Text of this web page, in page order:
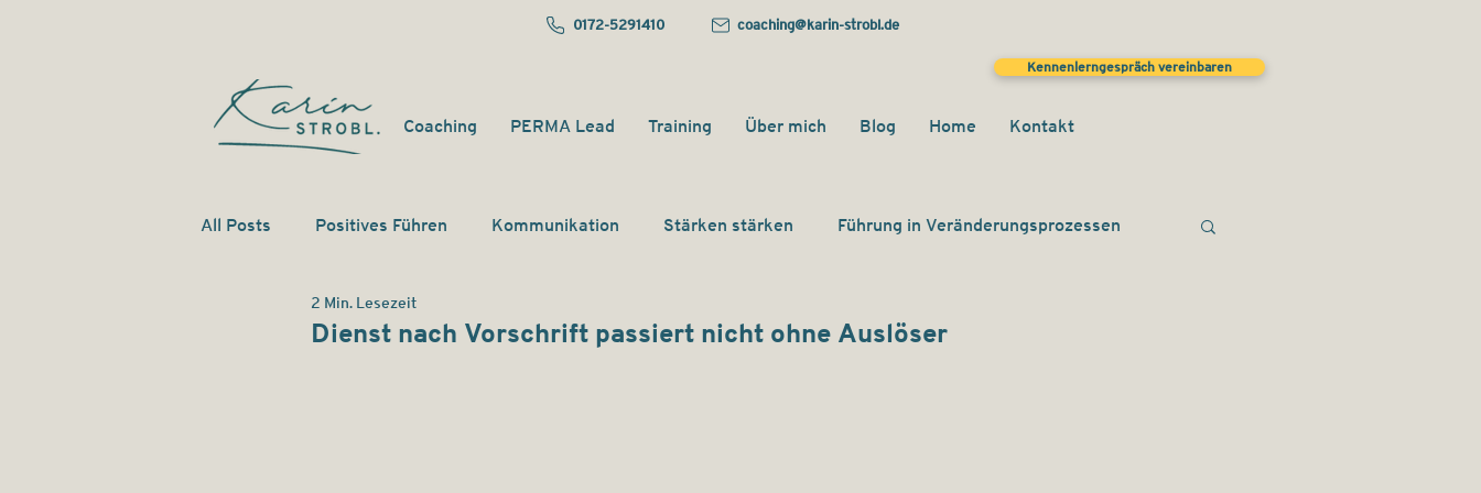
0172-5291410 coaching@karin-strobl.de
Kennenlerngespräch vereinbaren
Coaching PERMA Lead Training Über mich Blog Home Kontakt
All Posts Positives Führen Kommunikation Stärken stärken Führung in Veränderungsprozessen
Dienst nach Vorschrift passiert nicht ohne Auslöser
2 Min. Lesezeit